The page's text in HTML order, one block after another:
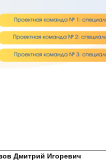
Дмитрий Игоревич